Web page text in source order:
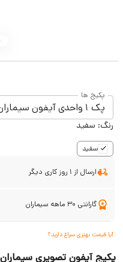
پکیج ها
پک 1 واحدی آیفون سیماران HS-43FL
رنگ: سفید
سفید
ارسال از 1 روز کاری دیگر
گارانتی 30 ماهه سیماران
آیا قیمت بهتری سراغ دارید؟